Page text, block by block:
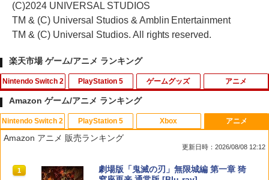
(C)2024 UNIVERSAL STUDIOS
TM & (C) Universal Studios & Amblin Entertainment
TM & (C) Universal Studios. All rights reserved.
楽天市場 ゲーム/アニメ ランキング
Nintendo Switch 2
1
スプラトゥーン レイダース [Nintendo S
witch 2 専用] 任天堂[ラッピング不可]
PlayStation 5
1
FPS エイム アシストキャップ PS5 PS4
コントローラ 対応 Playstation プレイス
テーション 対戦 APEX cod フォトナ FP
パープル オレンジ シューティングゲー
ゲームグッズ アニメ
1
【中古】【未使用品】モアナと伝説の海
2 [純正ブルーレイ＋純正ケース]
Amazon ゲーム/アニメ ランキング
Nintendo Switch 2
1
スプラトゥーン レイダース|オンライン
PlayStation 5
1
PlayStation 5 デジタル・エディション
Xbox
1
【純正品】Xbox ワイヤレス コントロー
アニメ
Amazon アニメ 販売ランキング
更新日時：2026/08/08 12:12
1
劇場版「鬼滅の刃」無限城編 第一章 猗